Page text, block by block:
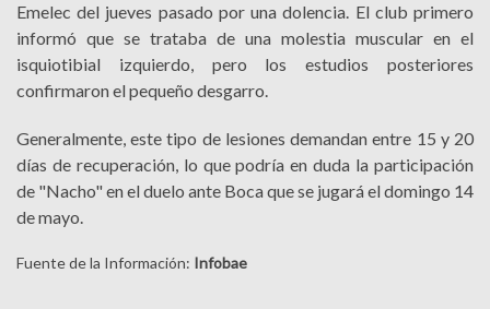
Emelec del jueves pasado por una dolencia. El club primero
informó que se trataba de una molestia muscular en el
isquiotibial izquierdo, pero los estudios posteriores
confirmaron el pequeño desgarro.
Generalmente, este tipo de lesiones demandan entre 15 y 20
días de recuperación, lo que podría en duda la participación
de "Nacho" en el duelo ante Boca que se jugará el domingo 14
de mayo.
Fuente de la Información: Infobae